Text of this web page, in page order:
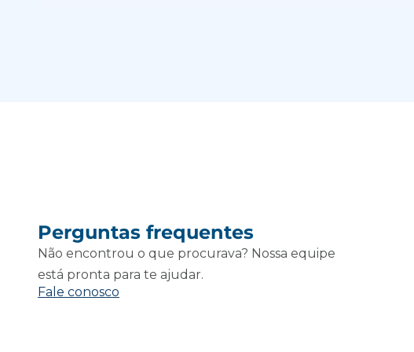
Perguntas frequentes
Não encontrou o que procurava? Nossa equipe
está pronta para te ajudar.
Fale conosco